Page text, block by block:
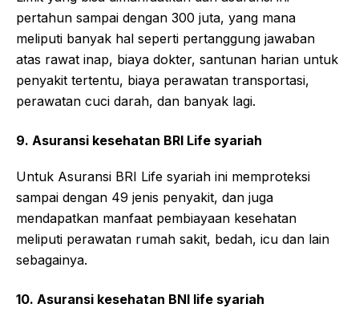
pertahun sampai dengan 300 juta, yang mana
meliputi banyak hal seperti pertanggung jawaban
atas rawat inap, biaya dokter, santunan harian untuk
penyakit tertentu, biaya perawatan transportasi,
perawatan cuci darah, dan banyak lagi.
9. Asuransi kesehatan BRI Life syariah
Untuk Asuransi BRI Life syariah ini memproteksi
sampai dengan 49 jenis penyakit, dan juga
mendapatkan manfaat pembiayaan kesehatan
meliputi perawatan rumah sakit, bedah, icu dan lain
sebagainya.
10. Asuransi kesehatan BNI life syariah